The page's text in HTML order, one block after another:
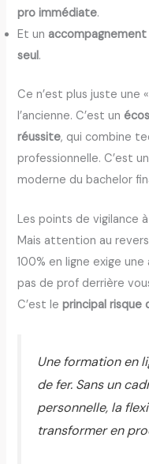
pro immédiate.
Et un accompagnement
seul.
Ce n’est plus juste une
l’ancienne. C’est un
réussite, qui combine
professionnelle. C’est
moderne du bachelor
Les points de vigilance
Mais attention au
100% en ligne exige une
pas de prof derrière
C’est leprincipal risque
Une formation en
de fer. Sans un
personnelle, la
transformer en